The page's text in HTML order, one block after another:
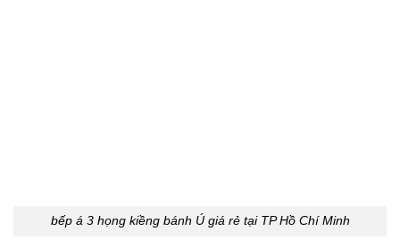
bếp á 3 họng kiềng bánh Ú giá rẻ tại TP Hồ Chí Minh